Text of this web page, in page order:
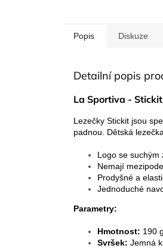
Popis Diskuze
Detailní popis
La Sportiva - Stickit
Lezečky Stickit jsou
padnou. Dětská
Logo se suchým
Nemají
Prodyšné a
Jednoduché
Parametry:
Hmotnost: 190
Svršek: Jemná